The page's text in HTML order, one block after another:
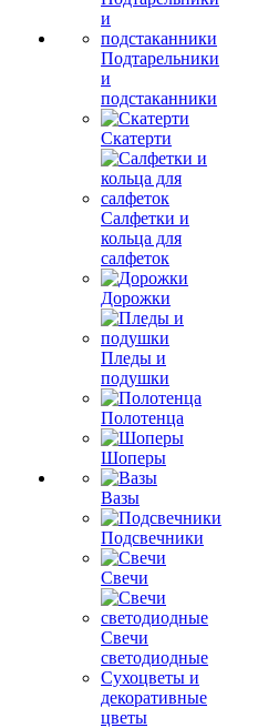
Подтарельники
и
подстаканники
Скатерти
Салфетки и
кольца для
салфеток
Дорожки
Пледы и
подушки
Полотенца
Шоперы
Вазы
Подсвечники
Свечи
Свечи
светодиодные
Сухоцветы и
декоративные
цветы